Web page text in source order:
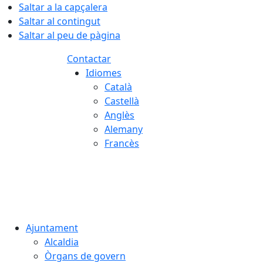
Saltar a la capçalera
Saltar al contingut
Saltar al peu de pàgina
Contactar
Idiomes
Català
Castellà
Anglès
Alemany
Francès
Ajuntament
Alcaldia
Òrgans de govern